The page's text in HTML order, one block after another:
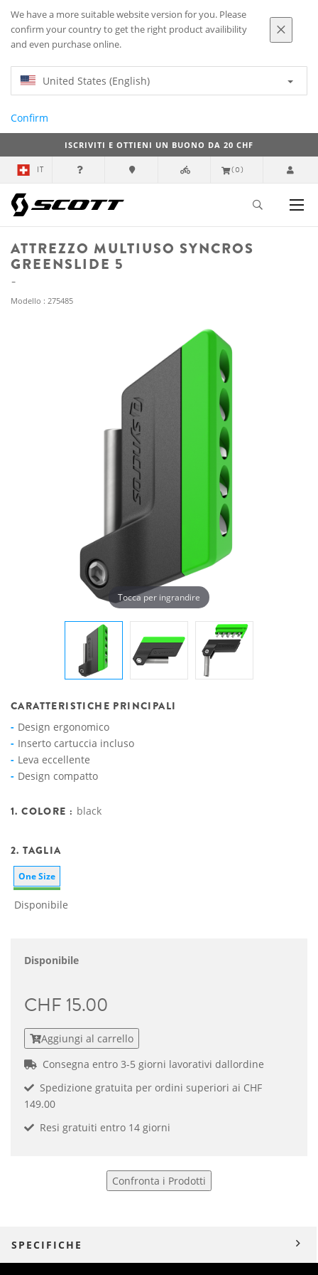
We have a more suitable website version for you. Please
confirm your country to get the right product availibility
and even purchase online.
United States (English)
Confirm
ISCRIVITI E OTTIENI UN BUONO DA 20 CHF
IT (0)
ATTREZZO MULTIUSO SYNCROS
GREENSLIDE 5
Modello : 275485
Tocca per ingrandire
CARATTERISTICHE PRINCIPALI
Design ergonomico
Inserto cartuccia incluso
Leva eccellente
Design compatto
1. COLORE : black
2. TAGLIA
One Size
Disponibile
Disponibile
CHF 15.00
Aggiungi al carrello
Consegna entro 3-5 giorni lavorativi dallordine
Spedizione gratuita per ordini superiori ai CHF
149.00
Resi gratuiti entro 14 giorni
Confronta i Prodotti
SPECIFICHE